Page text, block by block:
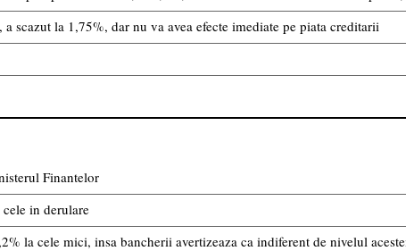
scazut la 1,75%, dar nu va avea efecte imediate pe piata creditarii
Finantelor
in derulare
la cele mici, insa bancherii avertizeaza ca indiferent de nivelul